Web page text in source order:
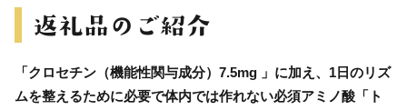
「クロセチン（機能性関与成分）7.5mg 」に加え、1日のリズ
ムを整えるために必要で体内では作れない必須アミノ酸「ト